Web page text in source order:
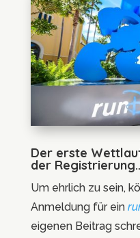
Der erste
der
Um ehrlich zu sein,
Anmeldung für ein
eigenen Beitrag